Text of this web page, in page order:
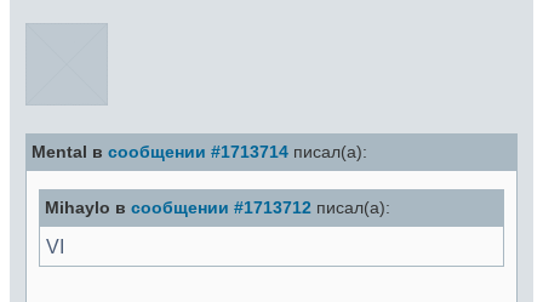
Mental в сообщении #1713714 писал(а):
Mihaylo в сообщении #1713712 писал(а):
VI